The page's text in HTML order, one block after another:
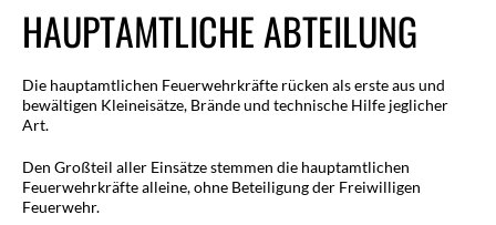
HAUPTAMTLICHE ABTEILUNG
Die hauptamtlichen Feuerwehrkräfte rücken als erste aus und
bewältigen Kleineisätze, Brände und technische Hilfe jeglicher
Art.
Den Großteil aller Einsätze stemmen die hauptamtlichen
Feuerwehrkräfte alleine, ohne Beteiligung der Freiwilligen
Feuerwehr.